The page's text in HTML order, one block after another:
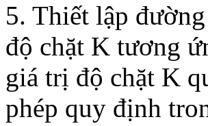
5. Thiết lập
độ chặt K tương
giá trị độ chặt K
phép quy định